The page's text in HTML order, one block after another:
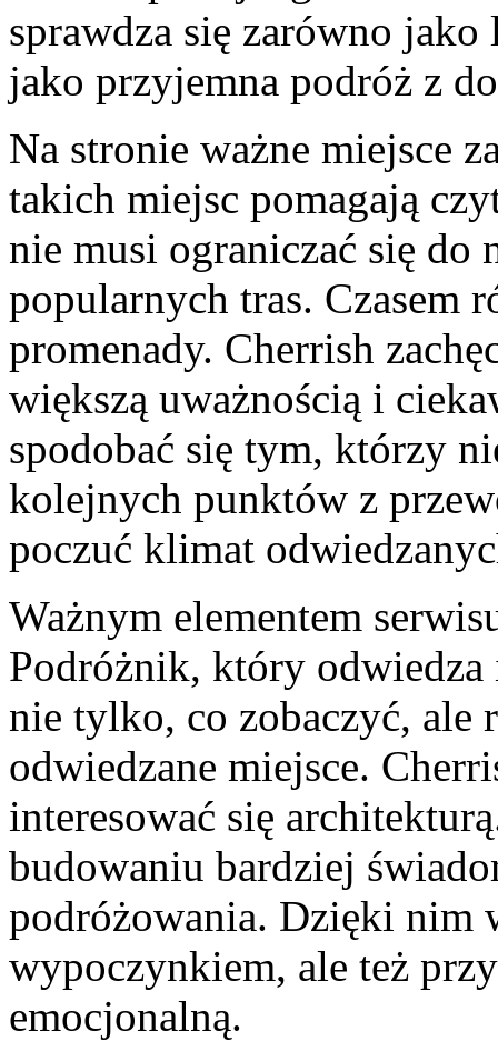
sprawdza się zarówno
jako przyjemna podróż z
Na stronie ważne miejsce
takich miejsc pomagają
nie musi ograniczać się do
popularnych tras. Czasem
promenady. Cherrish
większą uważnością i
spodobać się tym, którzy
kolejnych punktów z
poczuć klimat
Ważnym elementem
Podróżnik, który odwiedza
nie tylko, co zobaczyć, ale
odwiedzane miejsce.
interesować się
budowaniu bardziej
podróżowania. Dzięki nim
wypoczynkiem, ale też
emocjonalną.